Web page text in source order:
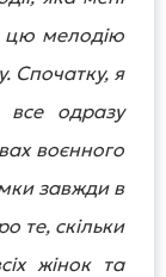
цю мелодію
Спочатку, я
все одразу
воєнного
завжди в
те, скільки
жінок та